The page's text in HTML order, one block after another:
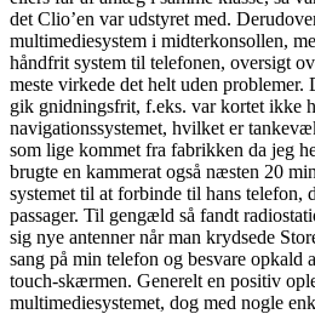
det Clio’en var udstyret med.
multimediesystem i midterkonsollen,
håndfrit system til telefonen, oversigt
meste virkede det helt uden problemer.
gik gnidningsfrit, f.eks. var kortet ikke
navigationssystemet, hvilket er
som lige kommet fra fabrikken da jeg
brugte en kammerat også næsten 20
systemet til at forbinde til hans telefon,
passager. Til gengæld så fandt
sig nye antenner når man krydsede
sang på min telefon og besvare opkald
touch-skærmen. Generelt en positiv
multimediesystemet, dog med nogle